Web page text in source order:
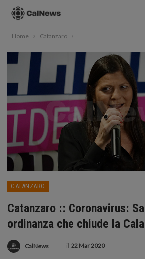
Home Catanzaro
CATANZARO
Catanzaro :: Coronavirus:
ordinanza che chiude la
CalNews il 22 Mar 2020